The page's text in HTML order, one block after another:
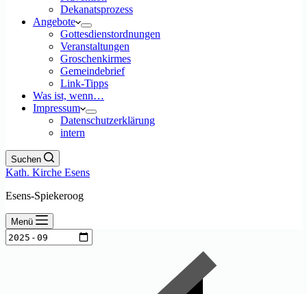
Dekanatsprozess
Angebote
Gottesdienstordnungen
Veranstaltungen
Groschenkirmes
Gemeindebrief
Link-Tipps
Was ist, wenn…
Impressum
Datenschutzerklärung
intern
Suchen
Kath. Kirche Esens
Esens-Spiekeroog
Menü